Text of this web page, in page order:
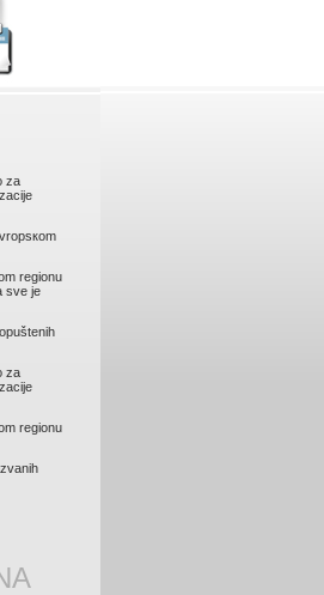
zа
rеgiоnu
svе је
zа
rеgiоnu